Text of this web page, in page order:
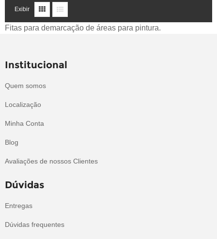
Exibir
Fitas para demarcação de áreas para pintura.
Institucional
Quem somos
Localização
Minha Conta
Blog
Avaliações de nossos Clientes
Dúvidas
Entregas
Dúvidas frequentes